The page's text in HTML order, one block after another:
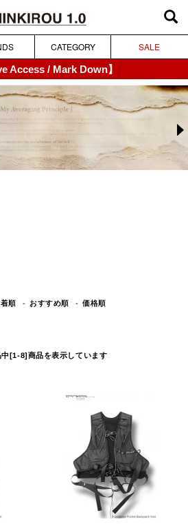
CATEGORY
SALE
Access / Mark Down】
順 おすすめ順 価格順
[1-8]商品を表示しています